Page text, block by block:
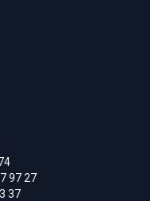
97 27
37